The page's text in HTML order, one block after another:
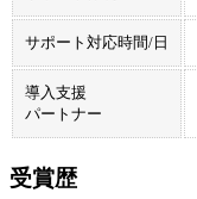
サポート対応時間/日
導入支援
パートナー
受賞歴